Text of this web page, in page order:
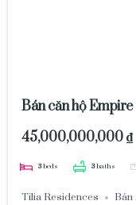
Bán căn hộ
Tuyệt đẹp
45,000,000,000 ₫
3beds 3baths
Tilia Residences Bán